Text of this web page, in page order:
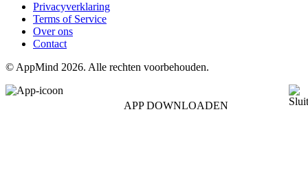
Privacyverklaring
Terms of Service
Over ons
Contact
© AppMind 2026. Alle rechten voorbehouden.
APP DOWNLOADEN